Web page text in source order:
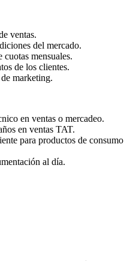
ventas.
del mercado.
mensuales.
de los clientes.
marketing.
en ventas o mercadeo.
en ventas TAT.
para productos de consumo
al día.